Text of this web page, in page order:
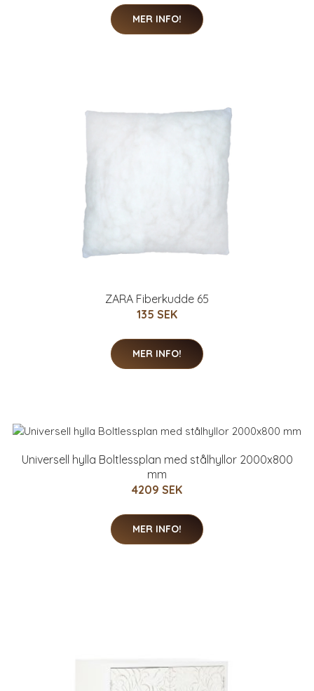
MER INFO!
ZARA Fiberkudde 65
135 SEK
MER INFO!
Universell hylla Boltlessplan med stålhyllor 2000x800
mm
4209 SEK
MER INFO!